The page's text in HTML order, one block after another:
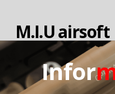
M.I.U airsoft
Infor